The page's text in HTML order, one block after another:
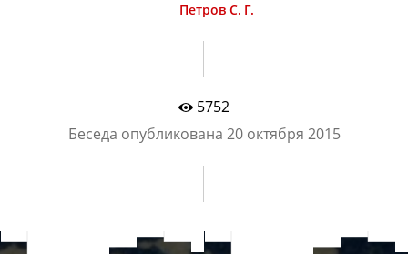
Петров С. Г.
5752
Беседа опубликована 20 октября 2015